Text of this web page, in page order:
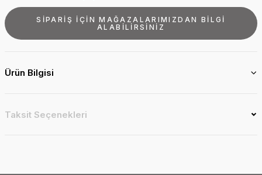
SİPARİŞ İÇİN MAĞAZALARIMIZDAN BİLGİ
ALABİLİRSİNİZ
Ürün Bilgisi
Taksit Seçenekleri